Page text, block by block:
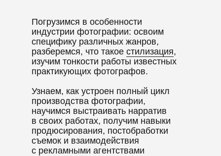
Погрузимся в особенности
индустрии фотографии: освоим
специфику различных жанров,
разберемся, что такое стилизация,
изучим тонкости работы известных
практикующих фотографов.
Узнаем, как устроен полный цикл
производства фотографии,
научимся выстраивать нарратив
в своих работах, получим навыки
продюсирования, постобработки
съемок и взаимодействия
с рекламными агентствами